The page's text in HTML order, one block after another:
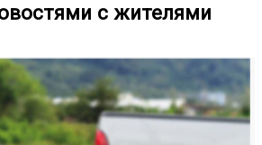
с жителями